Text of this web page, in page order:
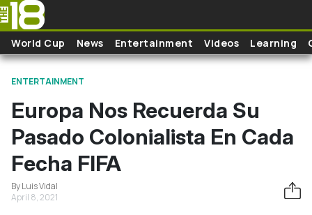
Skip to main content
World Cup News Entertainment Videos Learning
ENTERTAINMENT
Europa Nos Recuerda Su
Pasado Colonialista En Cada
Fecha FIFA
By Luis Vidal
April 8, 2021